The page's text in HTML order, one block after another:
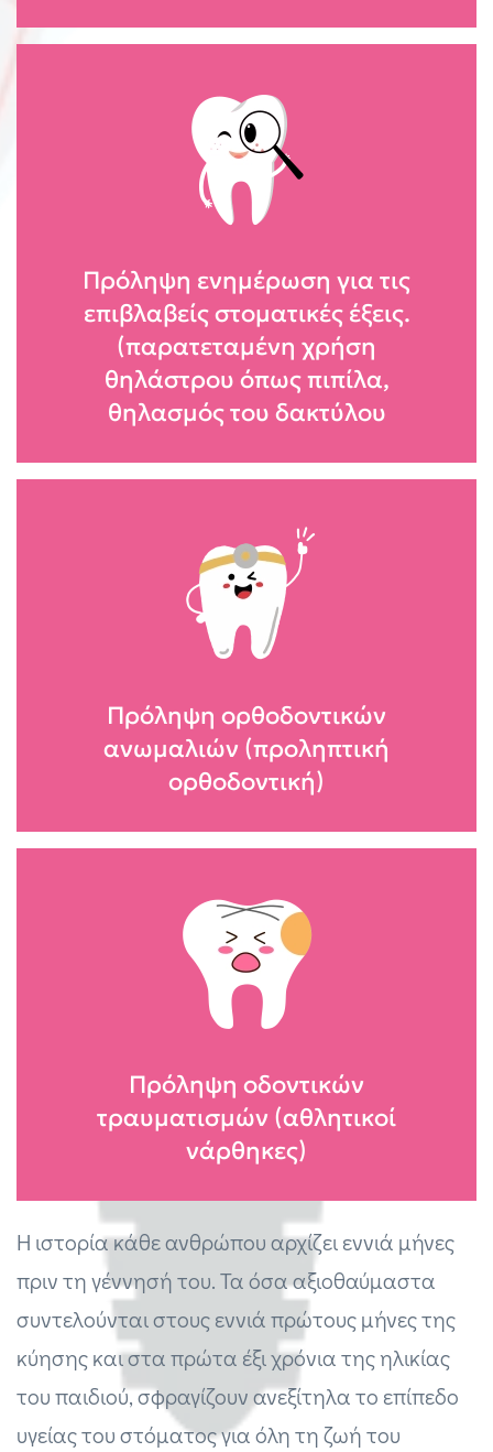
Πρόληψη ενημέρωση για τις
επιβλαβείς στοματικές έξεις.
(παρατεταμένη χρήση
θηλάστρου όπως πιπίλα,
θηλασμός του δακτύλου
Πρόληψη ορθοδοντικών
ανωμαλιών (προληπτική
ορθοδοντική)
Πρόληψη οδοντικών
τραυματισμών (αθλητικοί
νάρθηκες)
Η ιστορία κάθε ανθρώπου αρχίζει εννιά μήνες
πριν τη γέννησή του. Τα όσα αξιοθαύμαστα
συντελούνται στους εννιά πρώτους μήνες της
κύησης και στα πρώτα έξι χρόνια της ηλικίας
του παιδιού, σφραγίζουν ανεξίτηλα το επίπεδο
υγείας του στόματος για όλη τη ζωή του